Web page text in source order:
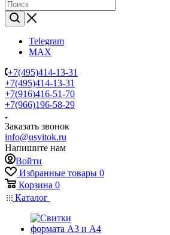
Telegram
MAX
+7(495)414-13-31
+7(495)414-13-31
+7(916)416-51-70
+7(966)196-58-29
Заказать звонок
info@usvitok.ru
Напишите нам
Войти
Избранные товары 0
Корзина 0
Каталог